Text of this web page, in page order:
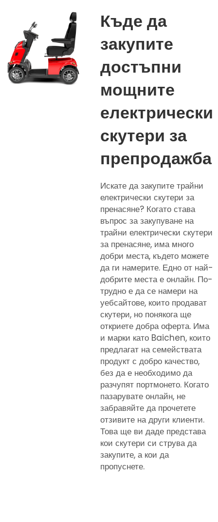
Къде да
закупите
достъпни
мощните
електрически
скутери за
препродажба
Искате да закупите трайни
електрически скутери за
пренасяне? Когато става
въпрос за закупуване на
трайни електрически скутери
за пренасяне, има много
добри места, където можете
да ги намерите. Едно от най-
добрите места е онлайн. По-
трудно е да се намери на
уебсайтове, които продават
скутери, но понякога ще
откриете добра оферта. Има
и марки като Baichen, които
предлагат на семействата
продукт с добро качество,
без да е необходимо да
разчупят портмонето. Когато
пазарувате онлайн, не
забравяйте да прочетете
отзивите на други клиенти.
Това ще ви даде представа
кои скутери си струва да
закупите, а кои да
пропуснете.